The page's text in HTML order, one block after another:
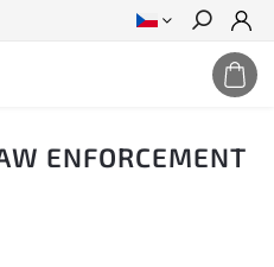
Hledat
ENFORCEMENT